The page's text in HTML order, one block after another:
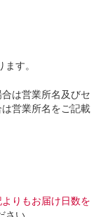
す。
は営業所名及びセ
営業所名をご記載
りもお届け日数を
い。